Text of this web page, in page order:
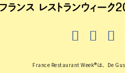
France Restaurant Week®は、De